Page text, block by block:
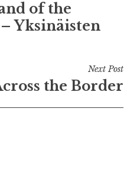
of the
Yksinäisten
Next Post
the Border